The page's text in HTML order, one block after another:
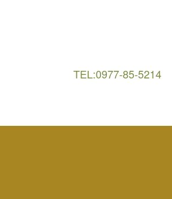
TEL:0977-85-5214